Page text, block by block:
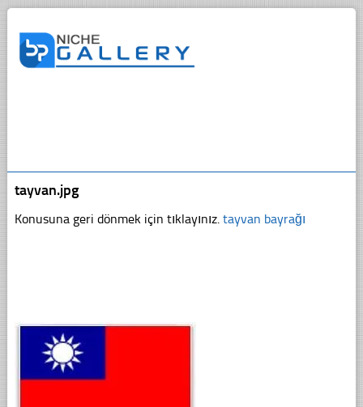
tayvan.jpg
Konusuna geri dönmek için tıklayınız. tayvan bayrağı